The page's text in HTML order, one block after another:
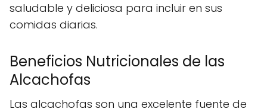
saludable y deliciosa para incluir en sus
comidas diarias.
Beneficios Nutricionales de las
Alcachofas
Las alcachofas son una excelente fuente de